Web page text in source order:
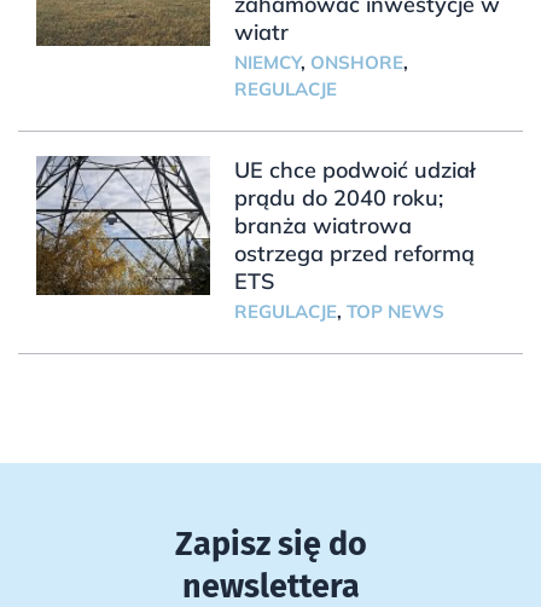
wiatr
NIEMCY, ONSHORE,
REGULACJE
UE chce podwoić udział
prądu do 2040 roku;
branża wiatrowa
ostrzega przed reformą
ETS
REGULACJE, TOP NEWS
Zapisz się do
newslettera